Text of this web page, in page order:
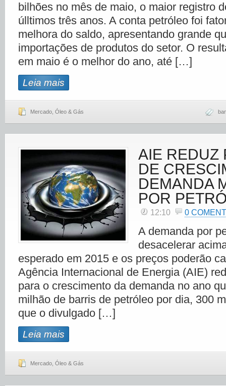
bilhões no mês de maio, o maior registro
úlltimos três anos. A conta petróleo foi
melhora do saldo, apresentando grande
importações de produtos do setor. O
em maio é o melhor do ano, até […]
Leia mais
Mercado Óleo & Gás
AIE REDUZ
DE
DEMANDA
POR
12:10 0
A demanda por
desacelerar
esperado em 2015 e os preços poderão
Agência Internacional de Energia (AIE)
para o crescimento da demanda no ano
milhão de barris de petróleo por dia, 300
que o divulgado […]
Leia mais
Mercado Óleo & Gás